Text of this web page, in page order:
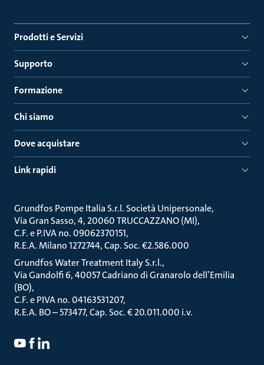
Prodotti e Servizi
Supporto
Formazione
Chi siamo
Dove acquistare
Link rapidi
Grundfos Pompe Italia S.r.l. Società Unipersonale
Via Gran Sasso, 4, 20060 TRUCCAZZANO (MI)
C.F. e P.IVA no. 09062370151
R.E.A. Milano 1272744, Cap. Soc. €2.586.000
Grundfos Water Treatment Italy S.r.l.
Via Gandolfi 6, 40057 Cadriano di Granarolo dell’Emilia
(BO)
C.F. e PIVA no. 04163531207
R.E.A. BO – 573477, Cap. Soc. € 20.011.000 i.v.